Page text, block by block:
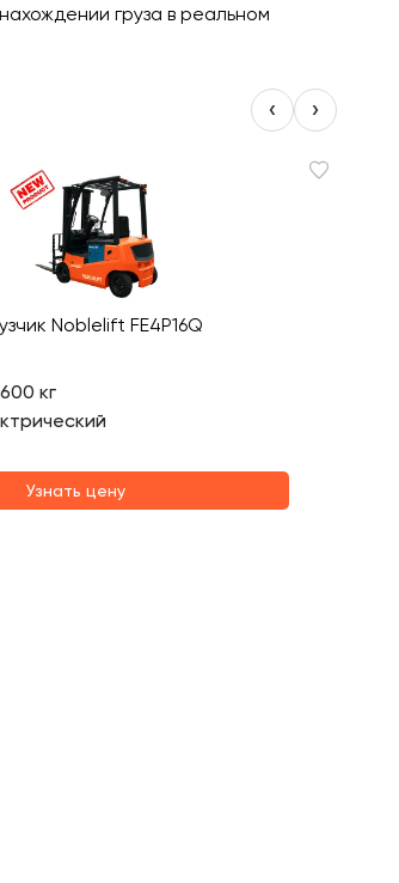
груза в реальном
‹ ›
Noblelift FE4P16Q
кг
Узнать цену